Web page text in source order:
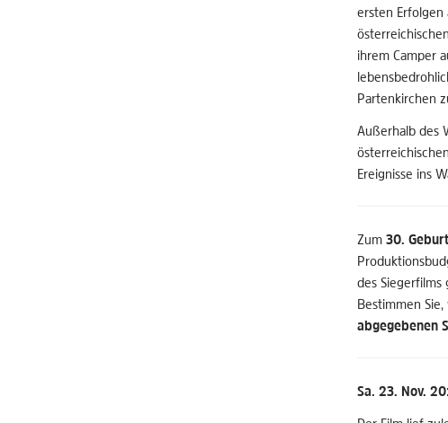
ersten
ihrem Camper
Partenkirchen
Außerhalb des
Ereignisse ins
Zum 30.
des
Bestimmen
abgegebenen
Sa. 23. Nov.